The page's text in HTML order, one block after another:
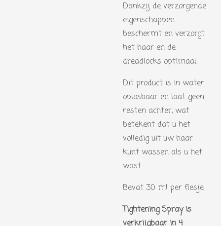
Dankzij de verzorgende
eigenschappen
beschermt en verzorgt
het haar en de
dreadlocks optimaal.
Dit product is in water
oplosbaar en laat geen
resten achter, wat
betekent dat u het
volledig uit uw haar
kunt wassen als u het
wast.
Bevat 30 ml per flesje
Tightening Spray is
verkrijgbaar in 4